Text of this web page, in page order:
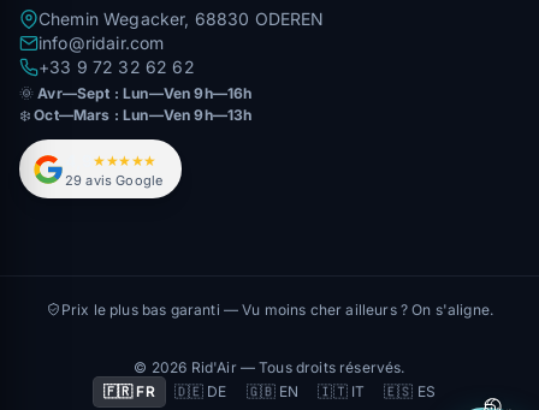
Chemin Wegacker, 68830 ODEREN
info@ridair.com
+33 9 72 32 62 62
🌞Avr—Sept : Lun—Ven 9h—16h
❄️Oct—Mars : Lun—Ven 9h—13h
★★★★★
29 avis Google
Prix le plus bas garanti — Vu moins cher ailleurs ? On s'aligne.
© 2026 Rid'Air — Tous droits réservés.
🇫🇷 FR
🇩🇪 DE 🇬🇧 EN 🇮🇹 IT
🇪🇸 ES